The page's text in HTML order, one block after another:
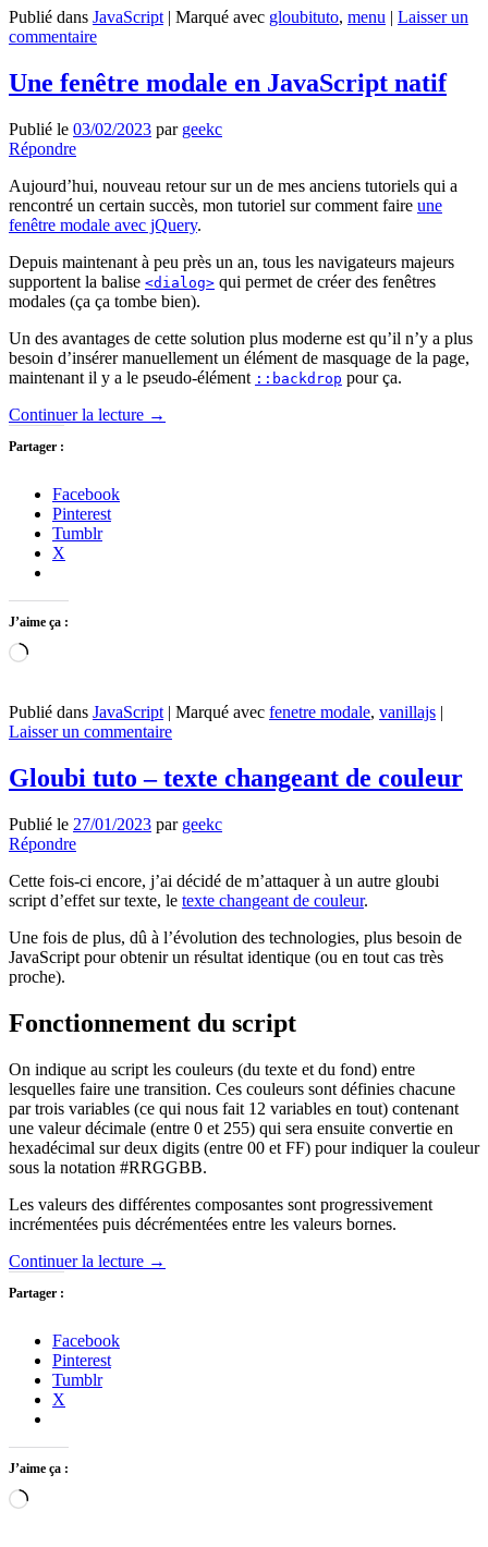
Publié dans JavaScript Marqué avec gloubituto, menu
Laisser un
commentaire
Une fenêtre modale en JavaScript natif
Publié le 03/02/2023 par geekc
Répondre
Aujourd’hui, nouveau retour sur un de mes anciens tutoriels qui a
rencontré un certain succès, mon tutoriel sur comment faire une
fenêtre modale avec jQuery.
Depuis maintenant à peu près un an, tous les navigateurs majeurs
supportent la balise <dialog> qui permet de créer des fenêtres
modales (ça ça tombe bien).
Un des avantages de cette solution plus moderne est qu’il n’y a plus
besoin d’insérer manuellement un élément de masquage de la page,
maintenant il y a le pseudo-élément ::backdrop pour ça.
Continuer la lecture →
Partager :
Facebook
Pinterest
Tumblr
X
J’aime ça :
Chargement…
Publié dans JavaScript | Marqué avec fenetre modale, vanillajs |
Laisser un commentaire
Gloubi tuto – texte changeant de couleur
Publié le 27/01/2023 par geekc
Répondre
Cette fois-ci encore, j’ai décidé de m’attaquer à un autre gloubi
script d’effet sur texte, le texte changeant de couleur.
Une fois de plus, dû à l’évolution des technologies, plus besoin de
JavaScript pour obtenir un résultat identique (ou en tout cas très
proche).
Fonctionnement du script
On indique au script les couleurs (du texte et du fond) entre
lesquelles faire une transition. Ces couleurs sont définies chacune
par trois variables (ce qui nous fait 12 variables en tout) contenant
une valeur décimale (entre 0 et 255) qui sera ensuite convertie en
hexadécimal sur deux digits (entre 00 et FF) pour indiquer la couleur
sous la notation #RRGGBB.
Les valeurs des différentes composantes sont progressivement
incrémentées puis décrémentées entre les valeurs bornes.
Continuer la lecture →
Partager :
Facebook
Pinterest
Tumblr
X
J’aime ça :
Chargement…